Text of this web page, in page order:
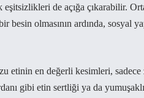
de açığa çıkarabilir.
besin olmasının ardında, sosyal
etinin en değerli kesimleri,
gibi etin sertliği ya da